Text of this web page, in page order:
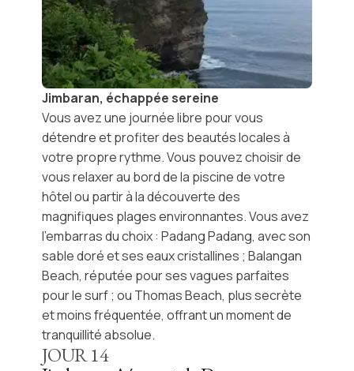
Jimbaran, échappée sereine
Vous avez une journée libre pour vous
détendre et profiter des beautés locales à
votre propre rythme. Vous pouvez choisir de
vous relaxer au bord de la piscine de votre
hôtel ou partir à la découverte des
magnifiques plages environnantes. Vous avez
l’embarras du choix : Padang Padang, avec son
sable doré et ses eaux cristallines ; Balangan
Beach, réputée pour ses vagues parfaites
pour le surf ; ou Thomas Beach, plus secrète
et moins fréquentée, offrant un moment de
tranquillité absolue.
JOUR14